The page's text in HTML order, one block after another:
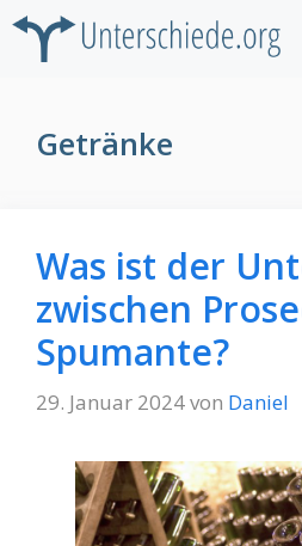
Zum
Inhalt
Getränke
Was ist der
zwischen
Spumante?
29. Januar 2024von Daniel